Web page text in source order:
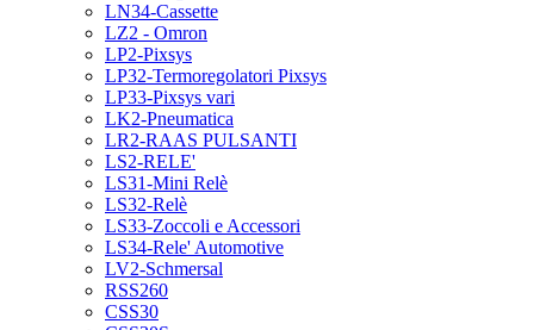
LN34-Cassette
LZ2 - Omron
LP2-Pixsys
LP32-Termoregolatori Pixsys
LP33-Pixsys vari
LK2-Pneumatica
LR2-RAAS PULSANTI
LS2-RELE'
LS31-Mini Relè
LS32-Relè
LS33-Zoccoli e Accessori
LS34-Rele' Automotive
LV2-Schmersal
RSS260
CSS30